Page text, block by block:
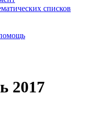
списков
2017